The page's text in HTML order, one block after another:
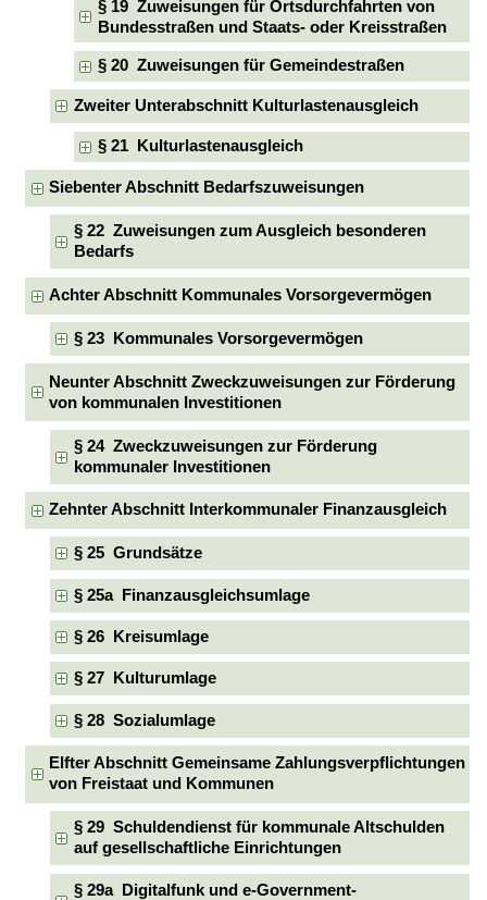
§ 19 Zuweisungen für Ortsdurchfahrten von
Bundesstraßen und Staats- oder Kreisstraßen
§ 20 Zuweisungen für Gemeindestraßen
Zweiter Unterabschnitt Kulturlastenausgleich
§ 21 Kulturlastenausgleich
Siebenter Abschnitt Bedarfszuweisungen
§ 22 Zuweisungen zum Ausgleich besonderen
Bedarfs
Achter Abschnitt Kommunales Vorsorgevermögen
§ 23 Kommunales Vorsorgevermögen
Neunter Abschnitt Zweckzuweisungen zur Förderung
von kommunalen Investitionen
§ 24 Zweckzuweisungen zur Förderung
kommunaler Investitionen
Zehnter Abschnitt Interkommunaler Finanzausgleich
§ 25 Grundsätze
§ 25a Finanzausgleichsumlage
§ 26 Kreisumlage
§ 27 Kulturumlage
§ 28 Sozialumlage
Elfter Abschnitt Gemeinsame Zahlungsverpflichtungen
von Freistaat und Kommunen
§ 29 Schuldendienst für kommunale Altschulden
auf gesellschaftliche Einrichtungen
§ 29a Digitalfunk und e-Government-